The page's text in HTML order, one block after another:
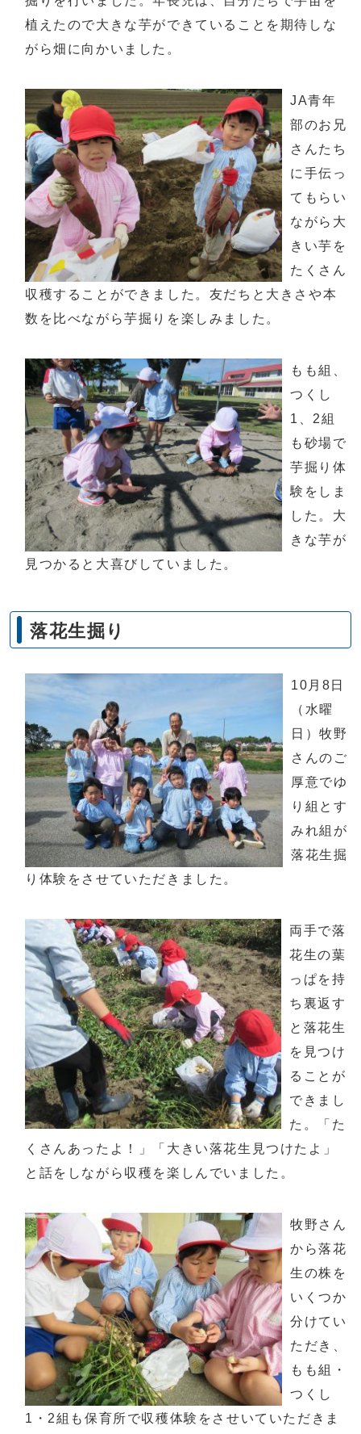
植えたので大きな芋ができていることを期待しな
がら畑に向かいました。
JA青年
部のお兄
さんたち
に手伝っ
てもらい
ながら大
きい芋を
たくさん
収穫することができました。友だちと大きさや本
数を比べながら芋掘りを楽しみました。
もも組、
つくし
1、2組
も砂場で
芋掘り体
験をしま
した。大
きな芋が
見つかると大喜びしていました。
落花生掘り
10月8日
（水曜
日）牧野
さんのご
厚意でゆ
り組とす
みれ組が
落花生掘
り体験をさせていただきました。
両手で落
花生の葉
っぱを持
ち裏返す
と落花生
を見つけ
ることが
できまし
た。「た
くさんあったよ！」「大きい落花生見つけたよ」
と話をしながら収穫を楽しんでいました。
牧野さん
から落花
生の株を
いくつか
分けてい
ただき、
もも組・
つくし
1・2組も保育所で収穫体験をさせいていただきま